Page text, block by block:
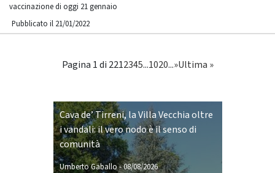
vaccinazione di oggi 21 gennaio
Pubblicato il 21/01/2022
Pagina 1 di 2212345...1020...»Ultima »
Cava de’ Tirreni, la Villa Vecchia oltre
i vandali: il vero nodo è il senso di
comunità
Umberto Gaballo-08/08/2026